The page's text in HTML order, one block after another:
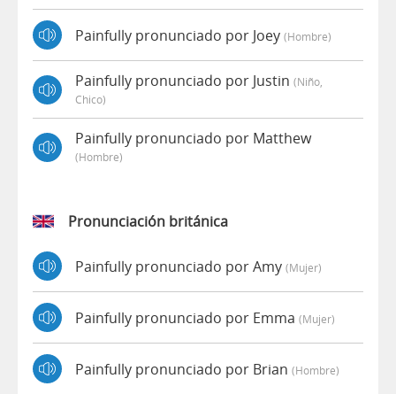
Painfully pronunciado por Joey (hombre)
Painfully pronunciado por Justin (niño,
Chico)
Painfully pronunciado por Matthew
(hombre)
Pronunciación británica
Painfully pronunciado por Amy (mujer)
Painfully pronunciado por Emma (mujer)
Painfully pronunciado por Brian (hombre)